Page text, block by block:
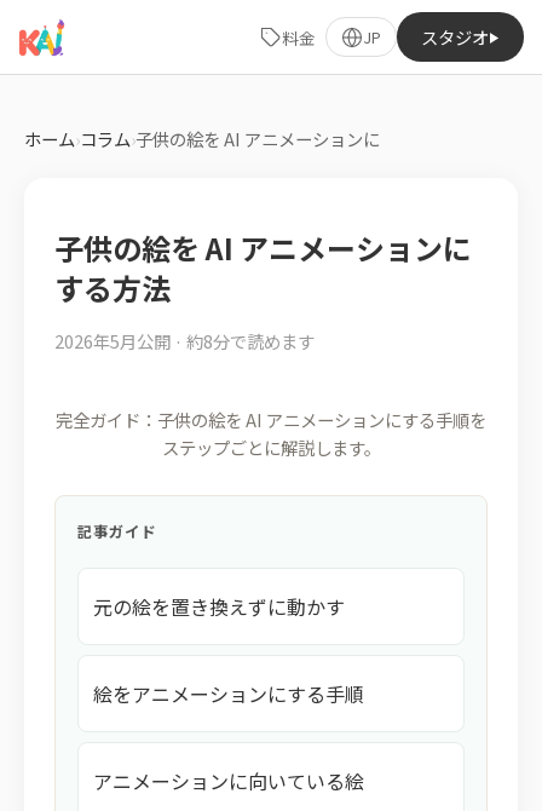
料金 JP スタジオ
ホーム›コラム›子供の絵を AI アニメーションに
子供の絵を AI アニメーションに
する方法
2026年5月公開 · 約8分で読めます
完全ガイド：子供の絵を AI アニメーションにする手順を
ステップごとに解説します。
記事ガイド
元の絵を置き換えずに動かす
絵をアニメーションにする手順
アニメーションに向いている絵